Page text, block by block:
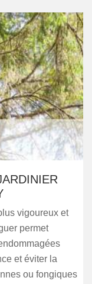
vigoureux et
permet
et éviter la
ou fongiques